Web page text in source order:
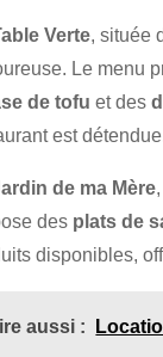
Verte, située
Le menu
de tofu et des
est
de ma Mère
des plats de
disponibles,
aussi :